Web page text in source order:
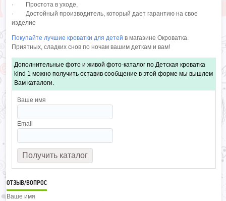
· Простота в уходе,
· Достойный производитель, который дает гарантию на свое
изделие
Покупайте лучшие кроватки для детей в магазине Окроватка.
Приятных, сладких снов по ночам вашим деткам и вам!
Дополнительные фото и живой фото-каталог по Детская кроватка
kind 1 можно получить оставив сообщение в этой форме мы вышлем
Вам каталоги.
Ваше имя
Email
ОТЗЫВ/ВОПРОС
Ваше имя